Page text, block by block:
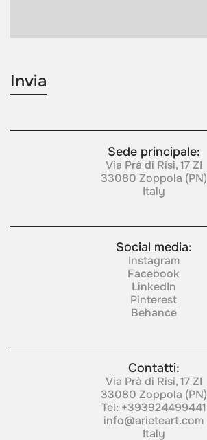
Sede principale:
Via Prà di Risi, 17 ZI
33080 Zoppola (PN)
Italy
Social media:
Instagram
Facebook
LinkedIn
Pinterest
Behance
Contatti:
Via Prà di Risi, 17 ZI
33080 Zoppola (PN)
Tel: +393924499441
info@arieteart.com
Italy